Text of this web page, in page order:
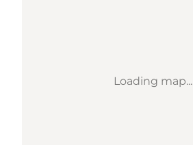
Loading map...